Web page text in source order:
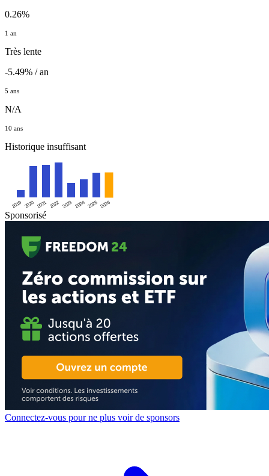
0.26%
1 an
Très lente
-5.49% / an
5 ans
N/A
10 ans
Historique insuffisant
2019 2020 2021 2022 2023 2024 2025 2026
Sponsorisé
Connectez-vous pour ne plus voir de sponsors